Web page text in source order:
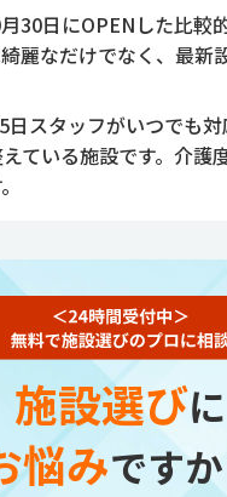
30日にOPENした比較
麗なだけでなく、最新
日スタッフがいつでも
ている施設です。介護
施設選びに
悩みですか